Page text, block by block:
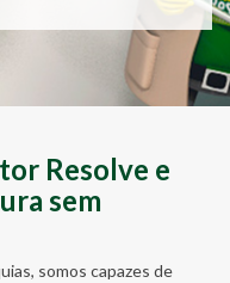
Resolve e
sem
somos capazes de